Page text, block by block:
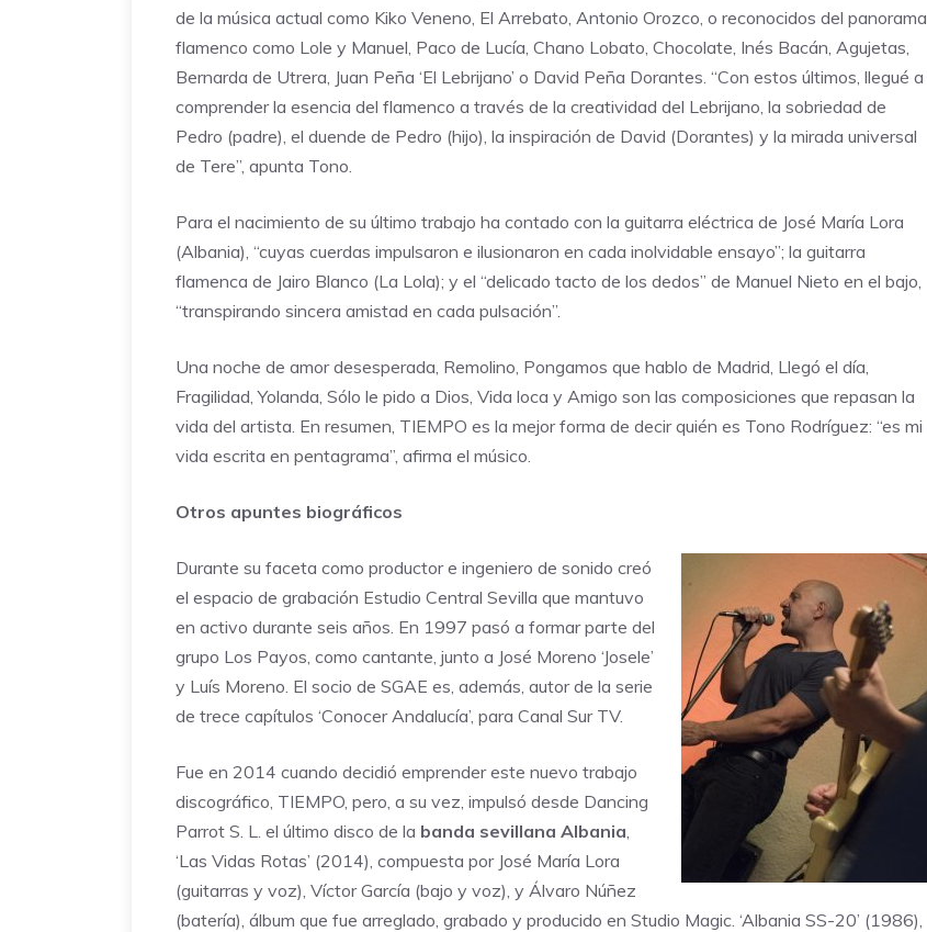
de la música actual como Kiko Veneno, El Arrebato, Antonio Orozco, o reconocidos del panorama
flamenco como Lole y Manuel, Paco de Lucía, Chano Lobato, Chocolate, Inés Bacán, Agujetas,
Bernarda de Utrera, Juan Peña ‘El Lebrijano’ o David Peña Dorantes. “Con estos últimos, llegué a
comprender la esencia del flamenco a través de la creatividad del Lebrijano, la sobriedad de
Pedro (padre), el duende de Pedro (hijo), la inspiración de David (Dorantes) y la mirada universal
de Tere”, apunta Tono.
Para el nacimiento de su último trabajo ha contado con la guitarra eléctrica de José María Lora
(Albania), “cuyas cuerdas impulsaron e ilusionaron en cada inolvidable ensayo”; la guitarra
flamenca de Jairo Blanco (La Lola); y el “delicado tacto de los dedos” de Manuel Nieto en el bajo,
“transpirando sincera amistad en cada pulsación”.
Una noche de amor desesperada, Remolino, Pongamos que hablo de Madrid, Llegó el día,
Fragilidad, Yolanda, Sólo le pido a Dios, Vida loca y Amigo son las composiciones que repasan la
vida del artista. En resumen, TIEMPO es la mejor forma de decir quién es Tono Rodríguez: “es mi
vida escrita en pentagrama”, afirma el músico.
Otros apuntes biográficos
Durante su faceta como productor e ingeniero de sonido creó
el espacio de grabación Estudio Central Sevilla que mantuvo
en activo durante seis años. En 1997 pasó a formar parte del
grupo Los Payos, como cantante, junto a José Moreno ‘Josele’
y Luís Moreno. El socio de SGAE es, además, autor de la serie
de trece capítulos ‘Conocer Andalucía’, para Canal Sur TV.
Fue en 2014 cuando decidió emprender este nuevo trabajo
discográfico, TIEMPO, pero, a su vez, impulsó desde Dancing
Parrot S. L. el último disco de la banda sevillana Albania
‘Las Vidas Rotas’ (2014), compuesta por José María Lora
(guitarras y voz), Víctor García (bajo y voz), y Álvaro Núñez
(batería), álbum que fue arreglado, grabado y producido en Studio Magic. ‘Albania SS-20’ (1986),